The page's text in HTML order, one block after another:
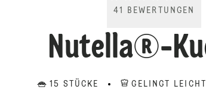
41
BEWERTUNGEN
Nutella®-
15 STÜCKE GELINGT LEICHT